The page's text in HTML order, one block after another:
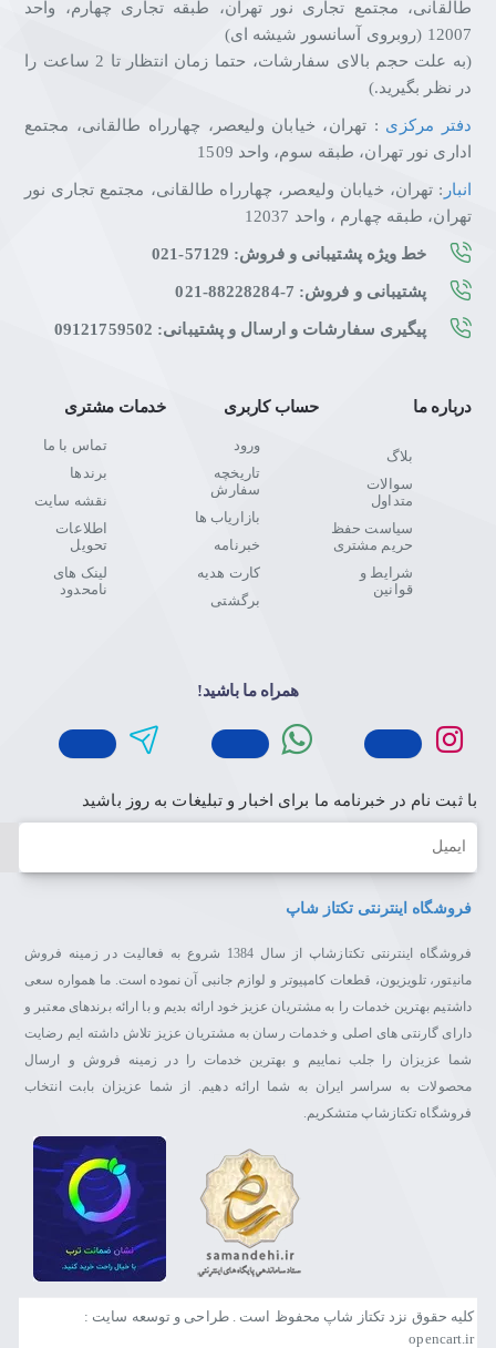
طالقانی، مجتمع تجاری نور تهران، طبقه تجاری چهارم، واحد
12007 (روبروی آسانسور شیشه ای)
(به علت حجم بالای سفارشات، حتما زمان انتظار تا 2 ساعت را
در نظر بگیرید.)
دفتر مرکزی : تهران، خیابان ولیعصر، چهارراه طالقانی، مجتمع
اداری نور تهران، طبقه سوم، واحد 1509
انبار : تهران، خیابان ولیعصر، چهارراه طالقانی، مجتمع تجاری نور
تهران، طبقه چهارم ، واحد 12037
خط ویژه پشتیبانی و فروش: 57129-021
پشتیبانی و فروش: 7-88228284-021
پیگیری سفارشات و ارسال و پشتیبانی: 09121759502
درباره ما
بلاگ
سوالات
متداول
سیاست حفظ
حریم مشتری
شرایط و
قوانین
حساب کاربری
ورود
تاریخچه
سفارش
بازاریاب ها
خبرنامه
کارت هدیه
برگشتی
خدمات مشتری
تماس با ما
برندها
نقشه سایت
اطلاعات
تحویل
لینک های
نامحدود
همراه ما باشید!
با ثبت نام در خبرنامه ما برای اخبار و تبلیغات به روز باشید
ایمیل
فروشگاه اینترنتی تکتاز شاپ
فروشگاه اینترنتی تکتازشاپ از سال 1384 شروع به فعالیت در زمینه فروش
مانیتور، تلویزیون، قطعات کامپیوتر و لوازم جانبی آن نموده است. ما همواره سعی
داشتیم بهترین خدمات را به مشتریان عزیز خود ارائه بدیم و با ارائه برندهای معتبر و
دارای گارنتی های اصلی و خدمات رسان به مشتریان عزیز تلاش داشته ایم رضایت
شما عزیزان را جلب نماییم و بهترین خدمات را در زمینه فروش و ارسال
محصولات به سراسر ایران به شما ارائه دهیم. از شما عزیزان بابت انتخاب
فروشگاه تکتازشاپ متشکریم.
کلیه حقوق نزد تکتاز شاپ محفوظ است . طراحی و توسعه سایت :
opencart.ir